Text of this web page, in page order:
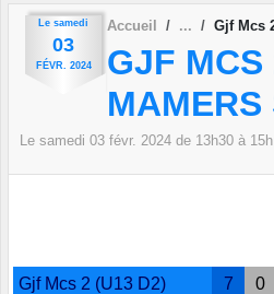
Le samedi
03
FÉVR. 2024
Accueil Gjf Mcs
GJF MCS
MAMERS
Le samedi 03 févr. 2024 de 13h30 à 15h
Gjf Mcs 2 (U13 D2) 7 0